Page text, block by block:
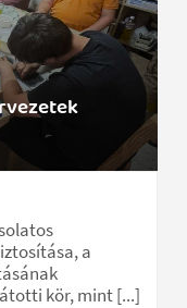
a
kör, mint [...]